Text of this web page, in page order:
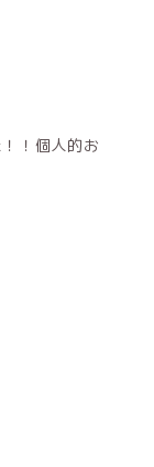
！個人的お